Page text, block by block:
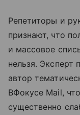
Репетиторы и
признают, что
и массовое
нельзя. Эксперт
автор
ВФокусе Mail,
существенно